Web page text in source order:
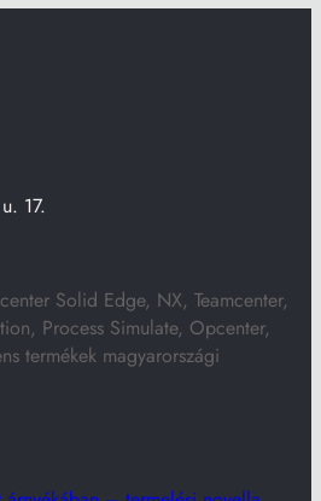
17.
Solid Edge, NX, Teamcenter,
Process Simulate, Opcenter,
termékek magyarországi